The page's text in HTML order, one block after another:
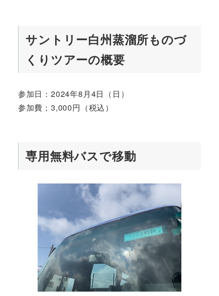
サントリー白州蒸溜所ものづ
くりツアーの概要
参加日：2024年8月4日（日）
参加費；3,000円（税込）
専用無料バスで移動